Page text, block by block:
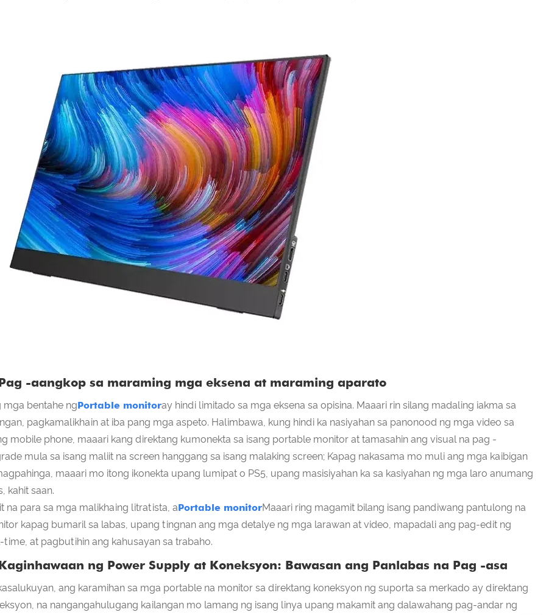
-aangkop sa maraming mga eksena at maraming aparato
mga bentahe ngPortable monitoray hindi limitado sa mga eksena sa opisina. Maaari rin silang madaling iakma sa
pagkamalikhain at iba pang mga aspeto. Halimbawa, kung hindi ka nasiyahan sa panonood ng mga video sa
mobile phone, maaari kang direktang kumonekta sa isang portable monitor at tamasahin ang visual na pag -
mula sa isang maliit na screen hanggang sa isang malaking screen; Kapag nakasama mo muli ang mga kaibigan
maaari mo itong ikonekta upang lumipat o PS5, upang masisiyahan ka sa kasiyahan ng mga laro anumang
kahit saan.
na para sa mga malikhaing litratista, aPortable monitorMaaari ring magamit bilang isang pandiwang pantulong na
kapag bumaril sa labas, upang tingnan ang mga detalye ng mga larawan at video, mapadali ang pag-edit ng
time, at pagbutihin ang kahusayan sa trabaho.
ng Power Supply at Koneksyon: Bawasan ang Panlabas na Pag -asa
ang karamihan sa mga portable na monitor sa direktang koneksyon ng suporta sa merkado ay direktang
na nangangahulugang kailangan mo lamang ng isang linya upang makamit ang dalawahang pag-andar ng